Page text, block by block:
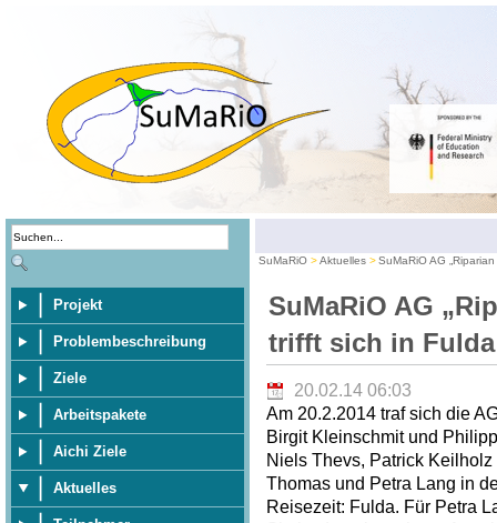
Projekt
Problembeschreibung
Ziele
Arbeitspakete
Aichi Ziele
Aktuelles
SuMaRiO Aktuelles SuMaRiO AG
SuMaRiO AG
trifft sich in Fulda
20.02.14 06:03
Am 20.2.2014 traf sich die
Birgit Kleinschmit und
Niels Thevs, Patrick
Thomas und Petra Lang in
Reisezeit: Fulda. Für Petra